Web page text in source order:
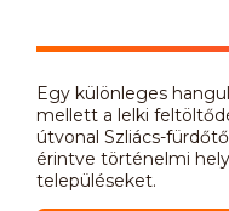
Egy különleges
mellett a lelki
útvonal Szliács-
érintve történelmi
településeket.